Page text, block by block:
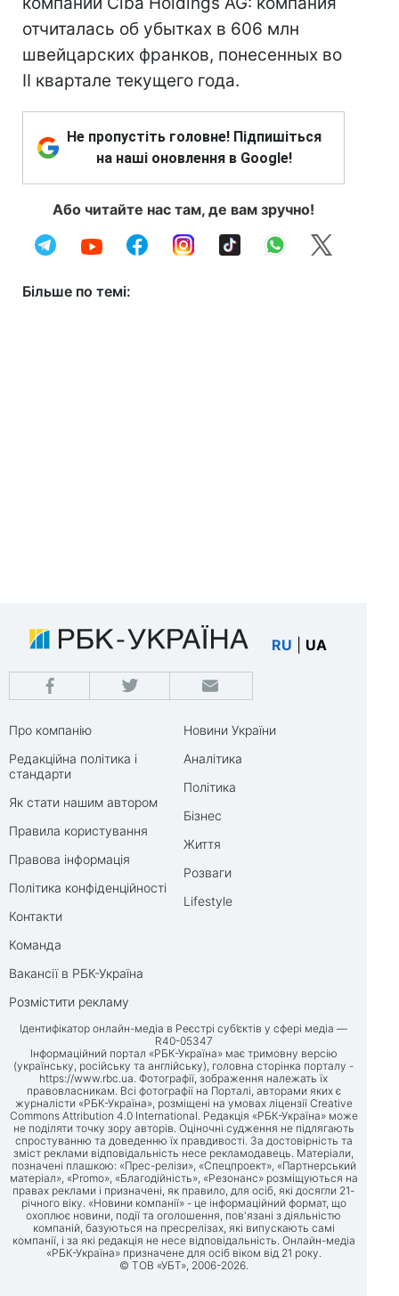
отчиталась об убытках в 606 млн
швейцарских франков, понесенных во
II квартале текущего года.
Не пропустіть головне! Підпишіться
на наші оновлення в Google!
Або читайте нас там, де вам зручно!
Більше по темі:
RU UA
Про компанію
Редакційна політика і
стандарти
Як стати нашим автором
Правила користування
Правова інформація
Політика конфіденційності
Контакти
Команда
Вакансії в РБК-Україна
Розмістити рекламу
Новини України
Аналітика
Політика
Бізнес
Життя
Розваги
Lifestyle
Ідентифікатор онлайн-медіа в Реєстрі суб’єктів у сфері медіа —
R40-05347
Інформаційний портал «РБК-Україна» має тримовну версію
(українську, російську та англійську), головна сторінка порталу -
https://www.rbc.ua. Фотографії, зображення належать їх
правовласникам. Всі фотографії на Порталі, авторами яких є
журналісти «РБК-Україна», розміщені на умовах ліцензії Creative
Commons Attribution 4.0 International. Редакція «РБК-Україна» може
не поділяти точку зору авторів. Оціночні судження не підлягають
спростуванню та доведенню їх правдивості. За достовірність та
зміст реклами відповідальність несе рекламодавець. Матеріали,
позначені плашкою: «Прес-релізи», «Спецпроект», «Партнерський
матеріал», «Promo», «Благодійність», «Резонанс» розміщуються на
правах реклами і призначені, як правило, для осіб, які досягли 21-
річного віку. «Новини компанії» - це інформаційний формат, що
охоплює новини, події та оголошення, пов'язані з діяльністю
компаній, базуються на пресрелізах, які випускають самі
компанії, і за які редакція не несе відповідальність. Онлайн-медіа
«РБК-Україна» призначене для осіб віком від 21 року.
© ТОВ «УБТ», 2006-2026.